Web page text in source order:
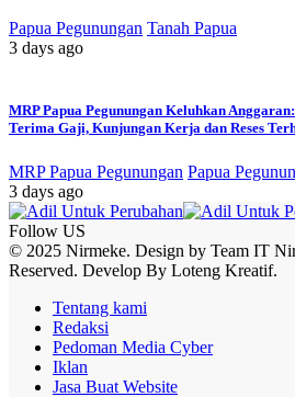
Papua Pegunungan Tanah Papua
3 days ago
MRP Papua Pegunungan Keluhkan
Terima Gaji, Kunjungan Kerja dan Reses
MRP Papua Pegunungan Papua
3 days ago
Follow US
© 2025 Nirmeke. Design by Team IT
Reserved. Develop By Loteng Kreatif.
Tentang kami
Redaksi
Pedoman Media Cyber
Iklan
Jasa Buat Website